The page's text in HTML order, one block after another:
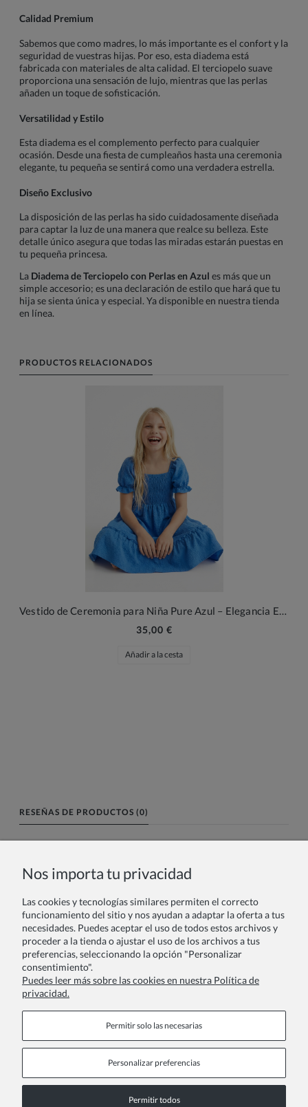
Calidad Premium
Sabemos que como madres, lo más importante es el confort y la
seguridad de vuestras hijas. Por eso, esta diadema está
fabricada con materiales de alta calidad. El terciopelo suave
proporciona una sensación de lujo, mientras que las perlas
añaden un toque de sofisticación.
Versatilidad y Estilo
Esta diadema es el complemento perfecto para cualquier
ocasión. Desde una fiesta de cumpleaños hasta una ceremonia
elegante, tu pequeña se sentirá como una verdadera estrella.
Diseño Exclusivo
La disposición de las perlas ha sido cuidadosamente diseñada
para captar la luz de una manera que realce su belleza. Este
detalle único asegura que todas las miradas estarán puestas en
tu pequeña princesa.
La Diadema de Terciopelo con Perlas en Azul es más que un
simple accesorio; es una declaración de estilo que hará que tu
hija se sienta única y especial. Ya disponible en nuestra tienda
en línea.
PRODUCTOS RELACIONADOS
Vestido de Ceremonia para Niña Pure Azul – Elegancia Etérea para Ocasiones Inolvidables
35,00 €
Añadir a la cesta
RESEÑAS DE PRODUCTOS (0)
Tu reseña:
Nos importa tu privacidad
Las cookies y tecnologías similares permiten el correcto
funcionamiento del sitio y nos ayudan a adaptar la oferta a tus
necesidades. Puedes aceptar el uso de todos estos archivos y
proceder a la tienda o ajustar el uso de los archivos a tus
preferencias, seleccionando la opción "Personalizar
consentimiento".
Puedes leer más sobre las cookies en nuestra Política de
privacidad.
Permitir solo las necesarias
Personalizar preferencias
Permitir todos